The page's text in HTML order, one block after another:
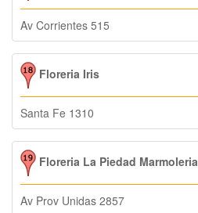
Av Corrientes 515
Floreria Iris
Santa Fe 1310
Floreria La Piedad Marmoleria
Av Prov Unidas 2857